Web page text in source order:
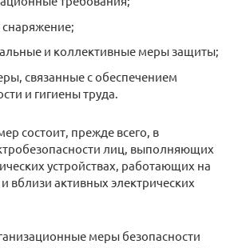
и коллективные меры защиты;
связанные с обеспечением
и гигиены труда.
состоит, прежде всего, в
лиц, выполняющих
устройствах, работающих на
и вблизи активных электрических
меры безопасности